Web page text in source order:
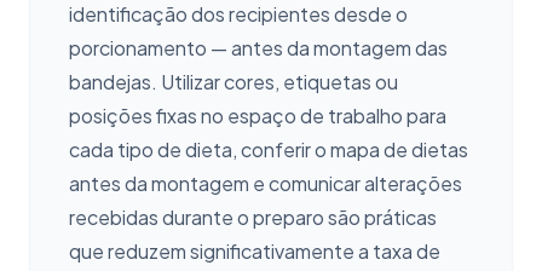
identificação dos recipientes desde o
porcionamento — antes da montagem das
bandejas. Utilizar cores, etiquetas ou
posições fixas no espaço de trabalho para
cada tipo de dieta, conferir o mapa de dietas
antes da montagem e comunicar alterações
recebidas durante o preparo são práticas
que reduzem significativamente a taxa de